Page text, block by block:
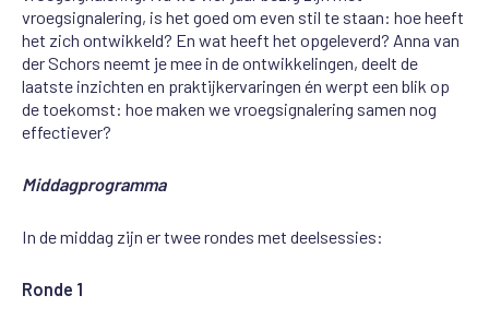
vroegsignalering, is het goed om even stil te staan: hoe heeft
het zich ontwikkeld? En wat heeft het opgeleverd? Anna van
der Schors neemt je mee in de ontwikkelingen, deelt de
laatste inzichten en praktijkervaringen én werpt een blik op
de toekomst: hoe maken we vroegsignalering samen nog
effectiever?
Middagprogramma
In de middag zijn er twee rondes met deelsessies:
Ronde 1